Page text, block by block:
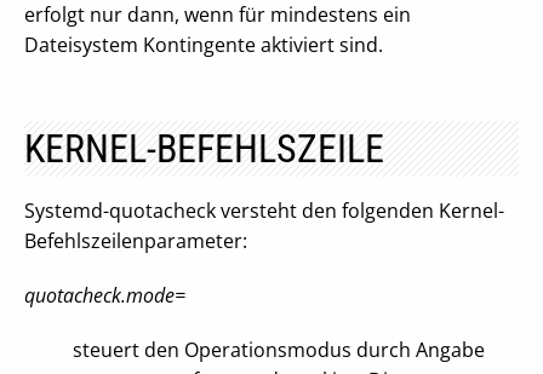
erfolgt nur dann, wenn für mindestens ein
Dateisystem Kontingente aktiviert sind.
KERNEL-BEFEHLSZEILE
Systemd-quotacheck versteht den folgenden Kernel-
Befehlszeilenparameter:
quotacheck.mode=
steuert den Operationsmodus durch Angabe